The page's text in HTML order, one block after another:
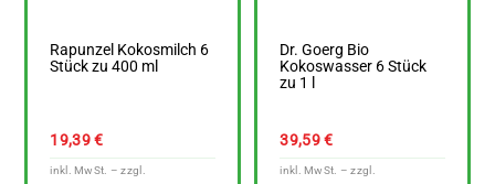
Rapunzel Kokosmilch 6
Stück zu 400 ml
19,39€
Dr. Goerg Bio
Kokoswasser 6 Stück
zu 1 l
39,59€